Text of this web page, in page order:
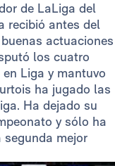
de LaLiga del
recibió antes del
actuaciones
los cuatro
en Liga y mantuvo
ha jugado las
Ha dejado su
y sólo ha
segunda mejor